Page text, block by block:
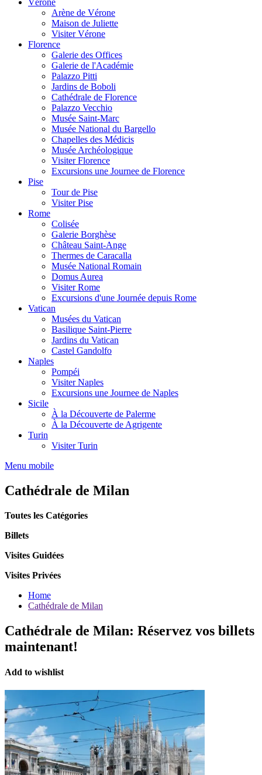
Vérone
Arène de Vérone
Maison de Juliette
Visiter Vérone
Florence
Galerie des Offices
Galerie de l'Académie
Palazzo Pitti
Jardins de Boboli
Cathédrale de Florence
Palazzo Vecchio
Musée Saint-Marc
Musée National du Bargello
Chapelles des Médicis
Musée Archéologique
Visiter Florence
Excursions une Journee de Florence
Pise
Tour de Pise
Visiter Pise
Rome
Colisée
Galerie Borghèse
Château Saint-Ange
Thermes de Caracalla
Musée National Romain
Domus Aurea
Visiter Rome
Excursions d'une Journée depuis Rome
Vatican
Musées du Vatican
Basilique Saint-Pierre
Jardins du Vatican
Castel Gandolfo
Naples
Pompéi
Visiter Naples
Excursions une Journee de Naples
Sicile
À la Découverte de Palerme
À la Découverte de Agrigente
Turin
Visiter Turin
Menu mobile
Cathédrale de Milan
Toutes les Catégories
Billets
Visites Guidées
Visites Privées
Home
Cathédrale de Milan
Cathédrale de Milan: Réservez vos billets
maintenant!
Add to wishlist